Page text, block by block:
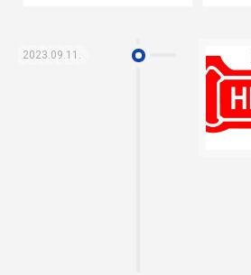
2023.09.11.